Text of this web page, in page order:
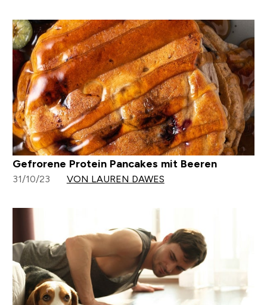
Gefrorene Protein Pancakes mit Beeren
31/10/23 VON LAUREN DAWES